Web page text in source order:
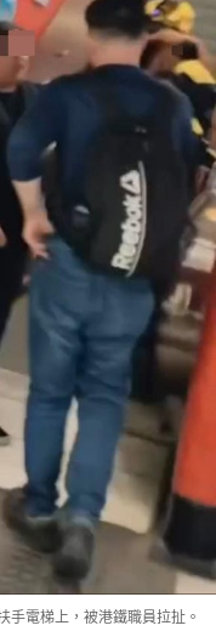
手電梯上，被港鐵職員拉扯。